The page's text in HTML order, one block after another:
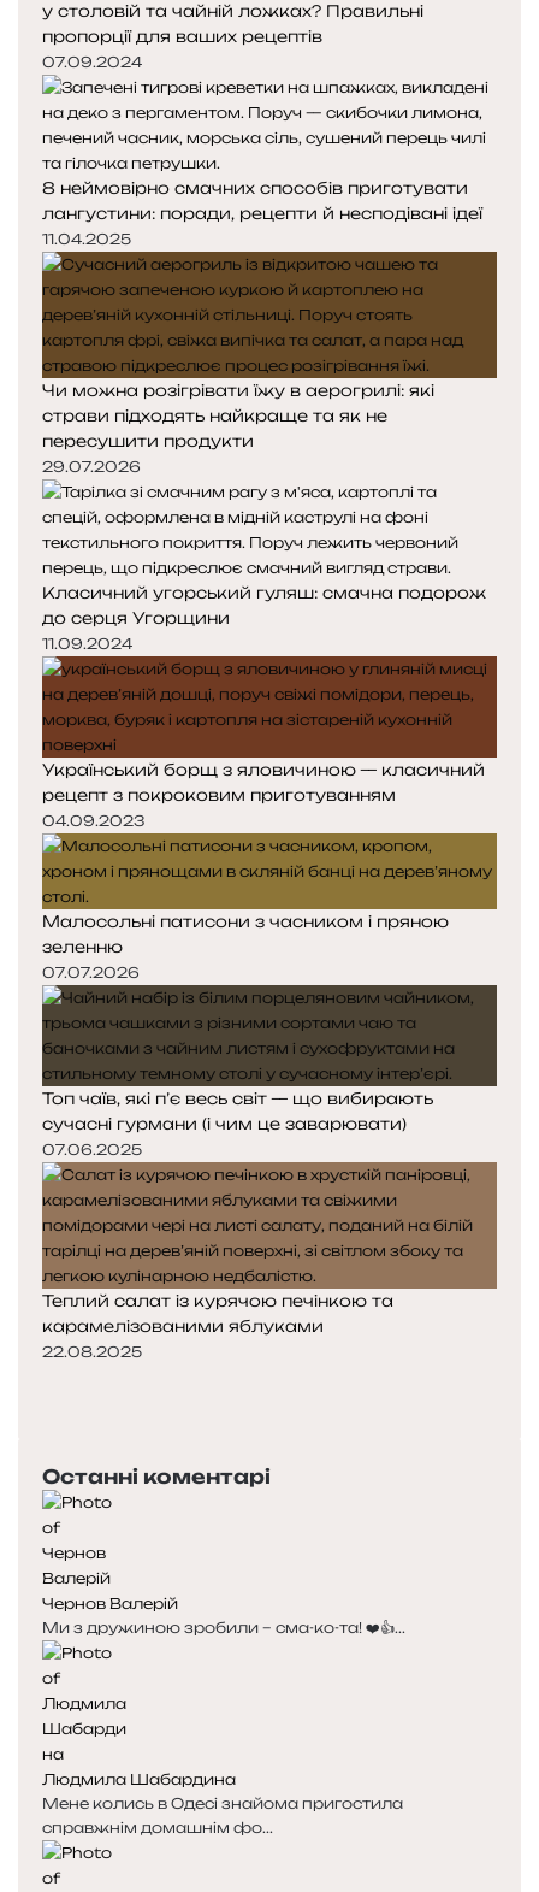
у столовій та чайній ложках? Правильні
пропорції для ваших рецептів
07.09.2024
8 неймовірно смачних способів приготувати
лангустини: поради, рецепти й несподівані ідеї
11.04.2025
Чи можна розігрівати їжу в аерогрилі: які
страви підходять найкраще та як не
пересушити продукти
29.07.2026
Класичний угорський гуляш: смачна подорож
до серця Угорщини
11.09.2024
Український борщ з яловичиною — класичний
рецепт з покроковим приготуванням
04.09.2023
Малосольні патисони з часником і пряною
зеленню
07.07.2026
Топ чаїв, які п’є весь світ — що вибирають
сучасні гурмани (і чим це заварювати)
07.06.2025
Теплий салат із курячою печінкою та
карамелізованими яблуками
22.08.2025
р
е
д
н
я
с
т
о
р
і
н
к
а
т
у
п
н
а
с
т
о
р
і
н
к
а
Останні коментарі
Чернов Валерій
Ми з дружиною зробили – сма-ко-та! ❤️👍...
Людмила Шабардина
Мене колись в Одесі знайома пригостила
справжнім домашнім фо...